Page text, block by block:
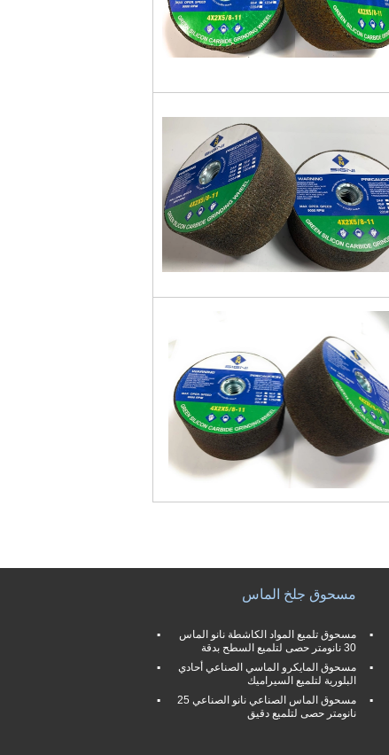
مسحوق جلخ الماس
مسحوق تلميع المواد الكاشطة نانو الماس
30 نانومتر حصى لتلميع السطح بدقة
مسحوق المايكرو الماسي الصناعي أحادي
البلورية لتلميع السيراميك
مسحوق الماس الصناعي نانو الصناعي 25
نانومتر حصى لتلميع دقيق